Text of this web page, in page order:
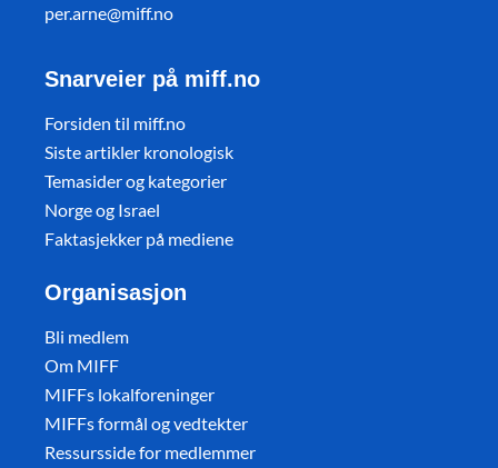
per.arne@miff.no
Snarveier på miff.no
Forsiden til miff.no
Siste artikler kronologisk
Temasider og kategorier
Norge og Israel
Faktasjekker på mediene
Organisasjon
Bli medlem
Om MIFF
MIFFs lokalforeninger
MIFFs formål og vedtekter
Ressursside for medlemmer